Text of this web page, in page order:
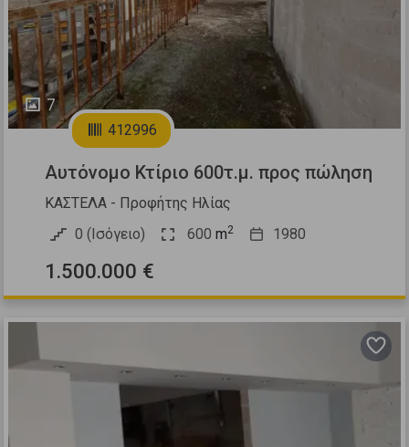
7
412996
Αυτόνομο Κτίριο 600τ.μ. προς πώληση
ΚΑΣΤΕΛΑ - Προφήτης Ηλίας
0 (Ισόγειο)
600 m2 1980
1.500.000 €